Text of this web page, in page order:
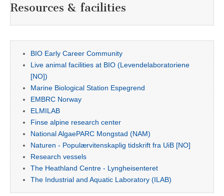
Resources & facilities
BIO Early Career Community
Live animal facilities at BIO (Levendelaboratoriene
[NO])
Marine Biological Station Espegrend
EMBRC Norway
ELMILAB
Finse alpine research center
National AlgaePARC Mongstad (NAM)
Naturen - Populærvitenskaplig tidskrift fra UiB [NO]
Research vessels
The Heathland Centre - Lyngheisenteret
The Industrial and Aquatic Laboratory (ILAB)